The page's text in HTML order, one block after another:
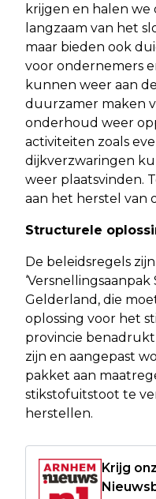
krijgen en halen we
langzaam van het
maar bieden ook
voor ondernemers
kunnen weer aan
duurzamer maken
onderhoud weer
activiteiten zoals
dijkverzwaringen
weer plaatsvinden.
aan het herstel van
Structurele
De beleidsregels
Gelderland, die
oplossing voor het
provincie
zijn en aangepast
pakket aan
stikstofuitstoot te
herstellen.
Krijg